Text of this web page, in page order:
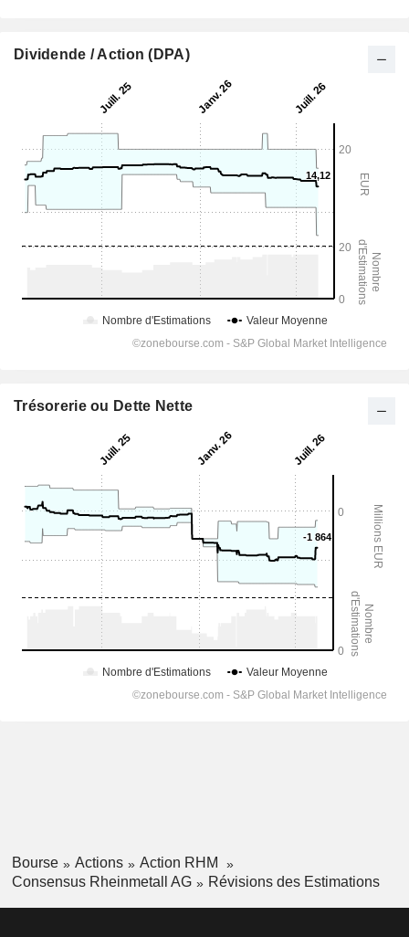
Dividende / Action (DPA)
Trésorerie ou Dette Nette
Bourse Actions
Action RHM
Consensus Rheinmetall AG
Révisions des Estimations